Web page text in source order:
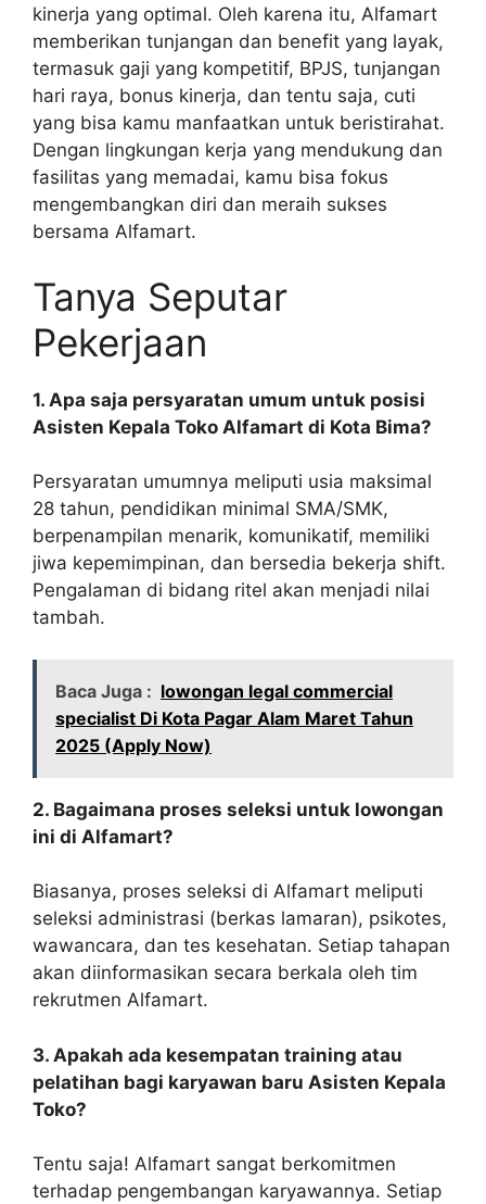
kinerja yang optimal. Oleh karena itu, Alfamart
memberikan tunjangan dan benefit yang layak,
termasuk gaji yang kompetitif, BPJS, tunjangan
hari raya, bonus kinerja, dan tentu saja, cuti
yang bisa kamu manfaatkan untuk beristirahat.
Dengan lingkungan kerja yang mendukung dan
fasilitas yang memadai, kamu bisa fokus
mengembangkan diri dan meraih sukses
bersama Alfamart.
Tanya Seputar
Pekerjaan
1. Apa saja persyaratan umum untuk posisi
Asisten Kepala Toko Alfamart di Kota Bima?
Persyaratan umumnya meliputi usia maksimal
28 tahun, pendidikan minimal SMA/SMK,
berpenampilan menarik, komunikatif, memiliki
jiwa kepemimpinan, dan bersedia bekerja shift.
Pengalaman di bidang ritel akan menjadi nilai
tambah.
Baca Juga : lowongan legal commercial
specialist Di Kota Pagar Alam Maret Tahun
2025 (Apply Now)
2. Bagaimana proses seleksi untuk lowongan
ini di Alfamart?
Biasanya, proses seleksi di Alfamart meliputi
seleksi administrasi (berkas lamaran), psikotes,
wawancara, dan tes kesehatan. Setiap tahapan
akan diinformasikan secara berkala oleh tim
rekrutmen Alfamart.
3. Apakah ada kesempatan training atau
pelatihan bagi karyawan baru Asisten Kepala
Toko?
Tentu saja! Alfamart sangat berkomitmen
terhadap pengembangan karyawannya. Setiap